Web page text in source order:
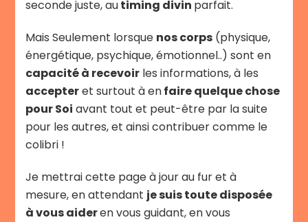
seconde juste, autiming divin parfait.
Mais Seulement lorsque nos corps (physique,
énergétique, psychique, émotionnel..) sont en
capacité à recevoir les informations, à les
accepteret surtout à enfaire quelque chose
pour Soi avant tout et peut-être par la suite
pour les autres, et ainsi contribuer comme le
colibri !
Je mettrai cette page à jour au fur et à
mesure, en attendant je suis toute disposée
à vous aideren vous guidant, en vous